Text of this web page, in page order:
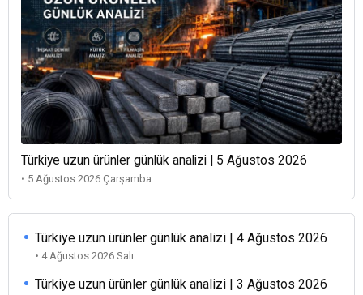
Türkiye uzun ürünler günlük analizi | 5 Ağustos 2026
• 5 Ağustos 2026 Çarşamba
Türkiye uzun ürünler günlük analizi | 4 Ağustos 2026
• 4 Ağustos 2026 Salı
Türkiye uzun ürünler günlük analizi | 3 Ağustos 2026